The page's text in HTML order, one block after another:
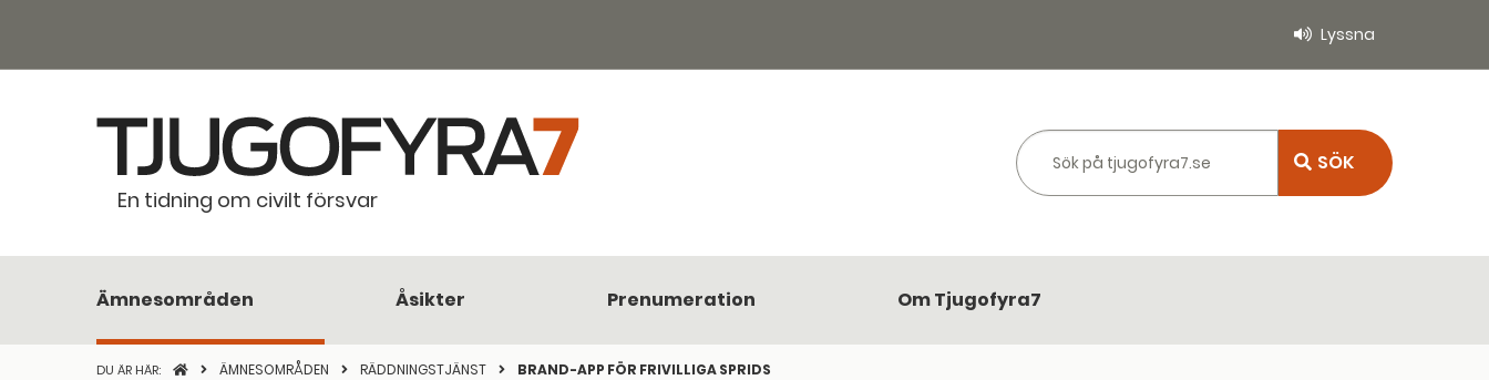
Lyssna
En tidning om civilt försvar
Sök på tjugofyra7.se
Ämnesområden Åsikter Prenumeration Om Tjugofyra7
DU ÄR HÄR: STARTSIDANÄMNESOMRÅDEN RÄDDNINGSTJÄNST BRAND-APP FÖR FRIVILLIGA SPRIDS